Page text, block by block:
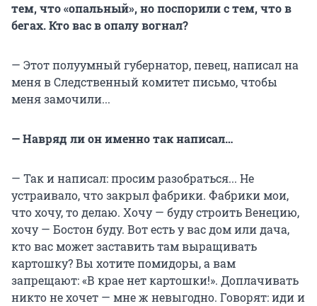
тем, что «опальный», но поспорили с тем, что в
бегах. Кто вас в опалу вогнал?
— Этот полуумный губернатор, певец, написал на
меня в Следственный комитет письмо, чтобы
меня замочили...
— Навряд ли он именно так написал…
— Так и написал: просим разобраться... Не
устраивало, что закрыл фабрики. Фабрики мои,
что хочу, то делаю. Хочу — буду строить Венецию,
хочу — Бостон буду. Вот есть у вас дом или дача,
кто вас может заставить там выращивать
картошку? Вы хотите помидоры, а вам
запрещают: «В крае нет картошки!». Доплачивать
никто не хочет — мне ж невыгодно. Говорят: иди и